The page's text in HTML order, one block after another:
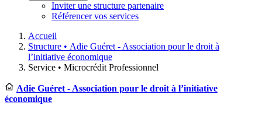
Inviter une structure partenaire
Référencer vos services
Accueil
Structure • Adie Guéret - Association pour le droit à
l’initiative économique
Service • Microcrédit Professionnel
Adie Guéret - Association pour le droit à l’initiative
économique